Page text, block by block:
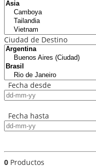
Ciudad de Destino
Fecha desde
Fecha hasta
0 Productos